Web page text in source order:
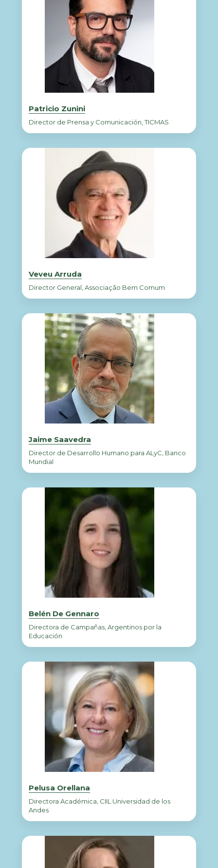
Patricio Zunini
Director de Prensa y Comunicación, TICMAS
Veveu Arruda
Director General, Associação Bem Comum
Jaime Saavedra
Director de Desarrollo Humano para ALyC, Banco
Mundial
Belén De Gennaro
Directora de Campañas, Argentinos por la
Educación
Pelusa Orellana
Directora Académica, CIIL Universidad de los
Andes